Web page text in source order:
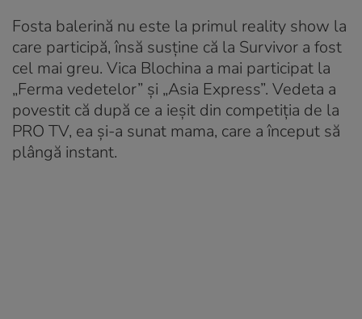
Fosta balerină nu este la primul reality show la
care participă, însă susține că la Survivor a fost
cel mai greu. Vica Blochina a mai participat la
„Ferma vedetelor” și „Asia Express”. Vedeta a
povestit că după ce a ieșit din competiția de la
PRO TV, ea și-a sunat mama, care a început să
plângă instant.